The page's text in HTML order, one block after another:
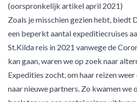
(oorspronkelijk artikel april 2021)
Zoals je misschien gezien hebt, biedt
een beperkt aantal expeditiecruises
St.Kilda reis in 2021 vanwege de
kan gaan, waren we op zoek naar
Expedities zocht, om haar reizen weer
naar nieuwe partners. Zo kwamen we